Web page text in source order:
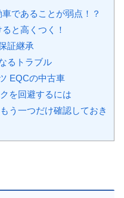
であることが弱点！？
と高くつく！
証継承
るトラブル
EQCの中古車
を回避するには
う一つだけ確認しておき